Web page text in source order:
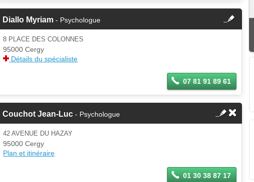
Diallo Myriam - Psychologue fermer
Cette fiche est la propriété
d'un membre.
jour ces informations sur votre
8 PLACE DES COLONNES
95000 Cergy
Détails du spécialiste
07 81 91 89 61
Couchot Jean-Luc - Psychologue
42 AVENUE DU HAZAY
95000 Cergy
Plan et itinéraire
01 30 38 87 17